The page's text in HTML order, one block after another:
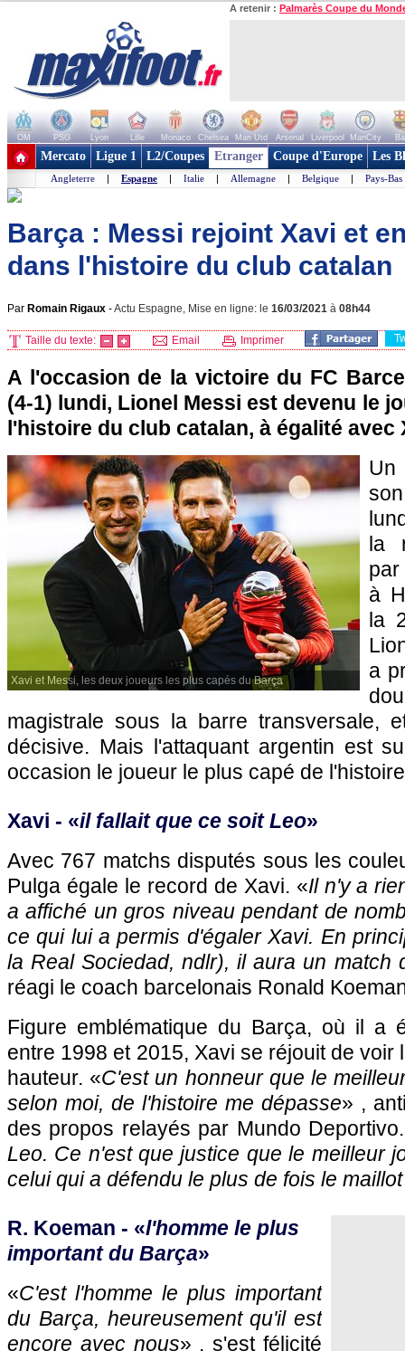
A retenir : Palmarès Coupe du
OM PSG Lyon Lille Monaco Chelsea Man Utd Arsenal Liverpool ManCity
+ de clubs
Mercato Ligue 1 L2/Coupes Etranger Coupe d'Europe Les
Angleterre | Espagne | Italie | Allemagne | Belgique | Pays-Bas
Barça : Messi rejoint Xavi et
dans l'histoire du club catalan
Par Romain Rigaux -Actu Espagne, Mise en ligne: le 16/03/2021 à 08h44
Taille du texte: Email Imprimer
A l'occasion de la victoire du FC
(4-1) lundi, Lionel Messi est devenu le
l'histoire du club catalan, à égalité avec
Xavi et Messi, les deux joueurs les plus capés du Barça
Un
la
par
à
la
a
magistrale sous la barre transversale,
décisive. Mais l'attaquant argentin est
occasion le joueur le plus capé de
Xavi - «il fallait que ce soit Leo»
Avec 767 matchs disputés sous les
Pulga égale le record de Xavi. «Il n'y a
a affiché un gros niveau pendant de
ce qui lui a permis d'égaler Xavi. En
la Real Sociedad, ndlr), il aura un match
réagi le coach barcelonais Ronald
Figure emblématique du Barça, où il a
entre 1998 et 2015, Xavi se réjouit de voir
hauteur. «C'est un honneur que le
selon moi, de l'histoire me dépasse» ,
des propos relayés par Mundo
Leo. Ce n'est que justice que le meilleur
celui qui a défendu le plus de fois le
R. Koeman - «l'homme le plus
important du Barça»
«C'est l'homme le plus important
du Barça, heureusement qu'il est
encore avec nous» , s'est félicité